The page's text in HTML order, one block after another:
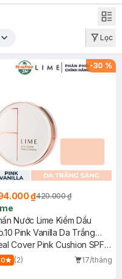
Lọc
-30 %
₫420.000 ₫
Nước Lime Kiềm Dầu
Pink Vanilla Da Trắng
20g
Cover Pink Cushion SPF
PA+++
(2) 17/tháng